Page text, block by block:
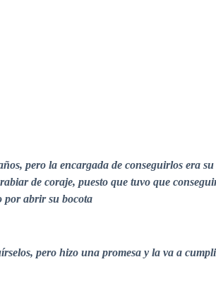
pero la encargada de conseguirlos era
de coraje, puesto que tuvo que
por abrir su bocota
pero hizo una promesa y la va a